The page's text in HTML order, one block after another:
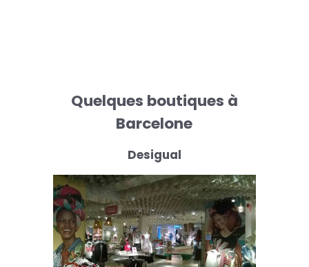
Quelques boutiques à
Barcelone
Desigual